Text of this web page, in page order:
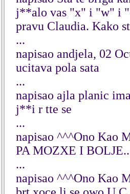
j**alo vas "x" i "w" i
pravu Claudia. Kako
...
napisao andjela, 02
ucitava pola sata
...
napisao ajla planic
j**i r tte se
...
napisao ^^^Ono Kao
PA MOZXE I
...
napisao ^^^Ono Kao